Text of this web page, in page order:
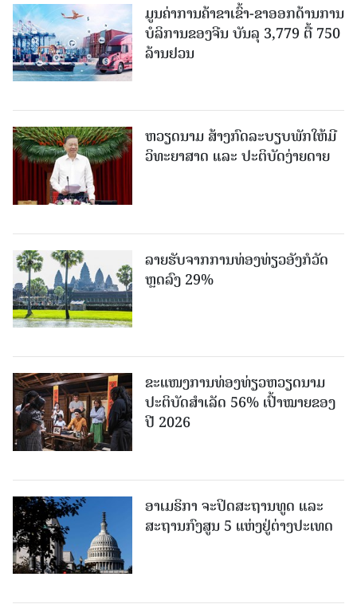
ມູນຄ່າການຄ້າຂາເຂົ້າ-ຂາອອກດ້ານການ
ບໍລິການຂອງຈີນ ບັນລຸ 3,779 ຕື້ 750
ລ້ານຢວນ
ຫວຽດນາມ ສ້າງກົດລະບຽບພັກໃຫ້ມີ
ວິທະຍາສາດ ແລະ ປະຕິບັດງ່າຍດາຍ
ລາຍຮັບຈາກການທ່ອງທ່ຽວອັງກໍວັດ
ຫຼດລົງ 29%
ຂະ​ແໜງ​ການ​ທ່ອງ​ທ່ຽວຫວຽດນາມ ​
ປະ​ຕິ​ບັດ​ສຳ​ເລັດ 56% ເປົ້າ​ໝາຍຂອງ
ປີ 2026
ອາເມຣິກາ ຈະປິດສະຖານທູດ ແ​ລະ
ສະຖານກົງສູນ 5 ແຫ່ງ​ຢູ່​ຕ່າງ​ປະ​ເທດ